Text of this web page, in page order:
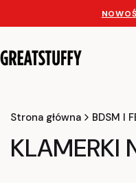
Strona główna BDSM I
KLAMERKI